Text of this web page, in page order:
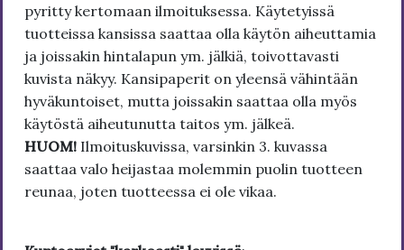
pyritty kertomaan ilmoituksessa. Käytetyissä
tuotteissa kansissa saattaa olla käytön aiheuttamia
ja joissakin hintalapun ym. jälkiä, toivottavasti
kuvista näkyy. Kansipaperit on yleensä vähintään
hyväkuntoiset, mutta joissakin saattaa olla myös
käytöstä aiheutunutta taitos ym. jälkeä.
HUOM! Ilmoituskuvissa, varsinkin 3. kuvassa
saattaa valo heijastaa molemmin puolin tuotteen
reunaa, joten tuotteessa ei ole vikaa.